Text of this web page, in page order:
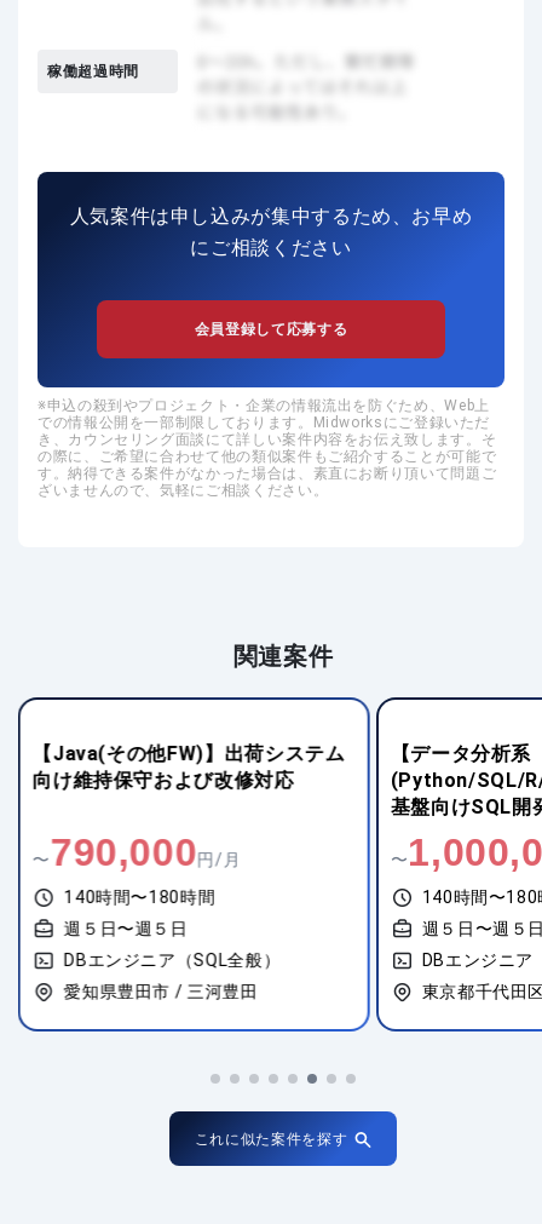
稼働超過時間
人気案件は申し込みが集中するため、お早め
にご相談ください
会員登録して応募する
申込の殺到やプロジェクト・企業の情報流出を防ぐため、Web上
での情報公開を一部制限しております。Midworksにご登録いただ
き、カウンセリング面談にて詳しい案件内容をお伝え致します。そ
の際に、ご希望に合わせて他の類似案件もご紹介することが可能で
す。納得できる案件がなかった場合は、素直にお断り頂いて問題ご
ざいませんので、気軽にご相談ください。
関連案件
【Java(その他FW)】出荷システム
向け維持保守および改修対応
〜790,000円/月
140時間〜180時間
週５日〜週５日
DBエンジニア（SQL全般）
愛知県豊田市 / 三河豊田
【データ分析系
(Python/SQL/
基盤向けSQL開
〜
140時間〜180
週５日〜週５
DBエンジニア
東京都千代田
これに似た案件を探す